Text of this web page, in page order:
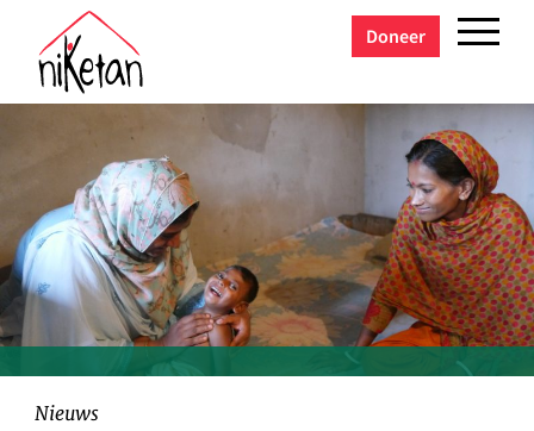
Doneer
Nieuws